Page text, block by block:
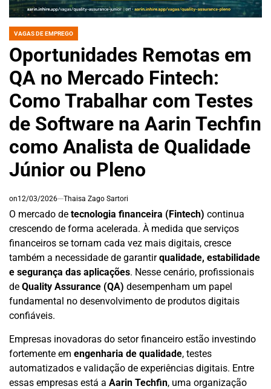
POSTED
VAGAS DE EMPREGO
Oportunidades Remotas em
QA no Mercado Fintech:
Como Trabalhar com Testes
de Software na Aarin Techfin
como Analista de Qualidade
Júnior ou Pleno
on12/03/2026 Thaisa Zago Sartori
O mercado de tecnologia financeira (Fintech) continua
crescendo de forma acelerada. À medida que serviços
financeiros se tornam cada vez mais digitais, cresce
também a necessidade de garantirqualidade, estabilidade
e segurança das aplicações. Nesse cenário, profissionais
de Quality Assurance (QA) desempenham um papel
fundamental no desenvolvimento de produtos digitais
confiáveis.
Empresas inovadoras do setor financeiro estão investindo
fortemente em engenharia de qualidade, testes
automatizados e validação de experiências digitais. Entre
essas empresas está a Aarin Techfin, uma organização